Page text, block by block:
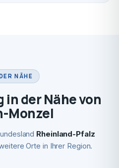
NÄHE
der Nähe von
Monzel
Rheinland-Pfalz
Orte in Ihrer Region.